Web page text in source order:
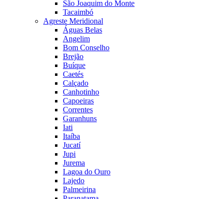
São Joaquim do Monte
Tacaimbó
Agreste Meridional
Águas Belas
Angelim
Bom Conselho
Brejão
Buíque
Caetés
Calçado
Canhotinho
Capoeiras
Correntes
Garanhuns
Iati
Itaíba
Jucatí
Jupi
Jurema
Lagoa do Ouro
Lajedo
Palmeirina